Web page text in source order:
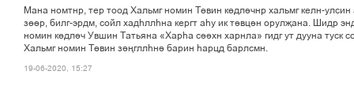
Мана номтнр, тер тоод Хальмг номин Тґвин кґдлічнр хальмг келн-улсин
зґґр, билг-эрдм, сойл хадєллєна кергт аєу ик тівцін орулљана. Шидр
номин кґдліч Увшин Татьяна «Харєа сііхн харнла» гидг ут дууна туск
Хальмг номин Тґвин зіњгллєні барин єарцд барлсмн.
19-06-2020, 15:27